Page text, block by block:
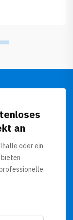
an
oder ein